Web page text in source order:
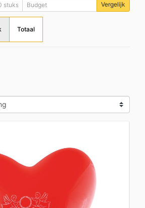
Vergelijk
Totaal